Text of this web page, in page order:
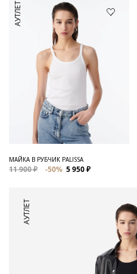
АУТЛЕТ
МАЙКА В РУБЧИК PALISSA
11 900 ₽ -50% 5 950 ₽
АУТЛЕТ